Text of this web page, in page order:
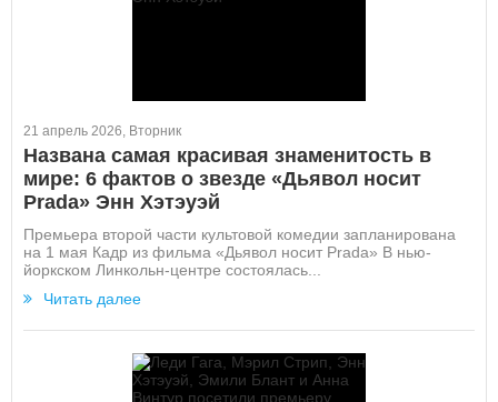
21 апрель 2026, Вторник
Названа самая красивая знаменитость в
мире: 6 фактов о звезде «Дьявол носит
Prada» Энн Хэтэуэй
Премьера второй части культовой комедии запланирована
на 1 мая Кадр из фильма «Дьявол носит Prada» В нью-
йоркском Линкольн-центре состоялась...
Читать далее